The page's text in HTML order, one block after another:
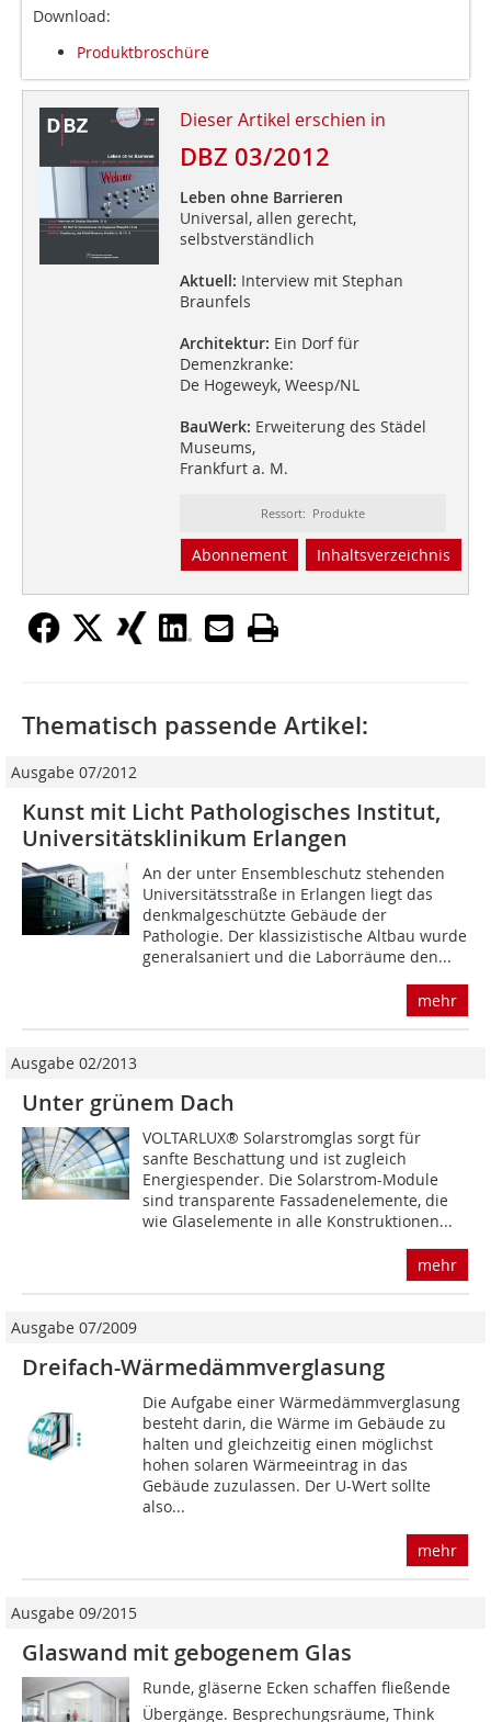
Download:
Produktbroschüre
Dieser Artikel erschien in
DBZ 03/2012
Leben ohne Barrieren
Universal, allen gerecht,
selbstverständlich
Aktuell: Interview mit Stephan
Braunfels
Architektur: Ein Dorf für
Demenzkranke:
De Hogeweyk, Weesp/NL
BauWerk: Erweiterung des Städel
Museums,
Frankfurt a. M.
Ressort: Produkte
Abonnement Inhaltsverzeichnis
Thematisch passende Artikel:
Ausgabe 07/2012
Kunst mit Licht Pathologisches Institut,
Universitätsklinikum Erlangen
An der unter Ensembleschutz stehenden
Universitätsstraße in Erlangen liegt das
denkmalgeschützte Gebäude der
Pathologie. Der klassizistische Altbau wurde
generalsaniert und die Laborräume den...
mehr
Ausgabe 02/2013
Unter grünem Dach
VOLTARLUX® Solarstromglas sorgt für
sanfte Beschattung und ist zugleich
Energiespender. Die Solarstrom-Module
sind transparente Fassadenelemente, die
wie Glaselemente in alle Konstruktionen...
mehr
Ausgabe 07/2009
Dreifach-Wärmedämmverglasung
Die Aufgabe einer Wärmedämmverglasung
besteht darin, die Wärme im Gebäude zu
halten und gleichzeitig einen möglichst
hohen solaren Wärmeeintrag in das
Gebäude zuzulassen. Der U-Wert sollte
also...
mehr
Ausgabe 09/2015
Glaswand mit gebogenem Glas
Runde, gläserne Ecken schaffen fließende
Übergänge. Besprechungsräume, Think